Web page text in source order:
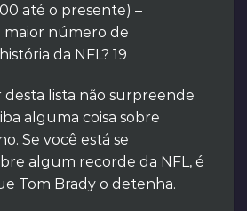
até o presente) –
número de
da NFL? 19
lista não surpreende
alguma coisa sobre
Se você está se
algum recorde da NFL, é
Tom Brady o detenha.